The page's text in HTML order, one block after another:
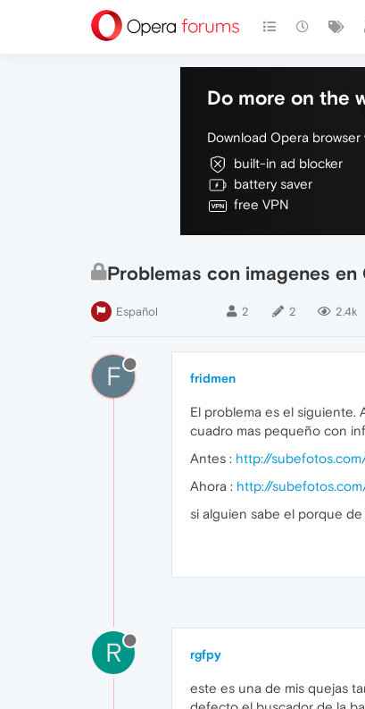
Do more on the
Download Opera browser
built-in ad blocker
battery saver
free VPN
Problemas con imagenes en
Español 2 2 2.4k
F fridmen
El problema es el siguiente.
cuadro mas pequeño con
Antes : http://
Ahora : http://
si alguien sabe el porque
R rgfpy
este es una de mis quejas